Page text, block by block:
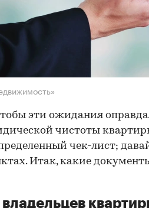
эти ожидания
чистоты
чек-лист;
Итак, какие